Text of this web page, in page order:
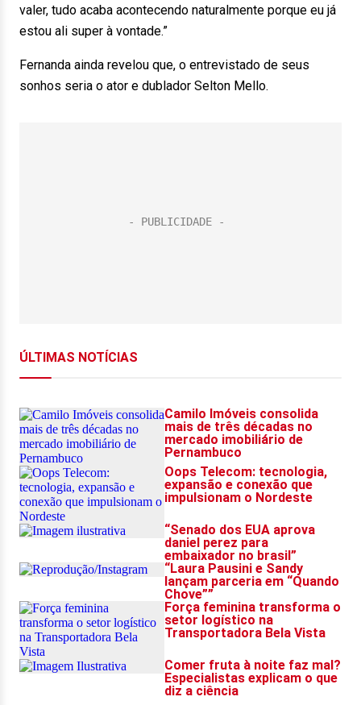
valer, tudo acaba acontecendo naturalmente porque eu já
estou ali super à vontade.”
Fernanda ainda revelou que, o entrevistado de seus
sonhos seria o ator e dublador Selton Mello.